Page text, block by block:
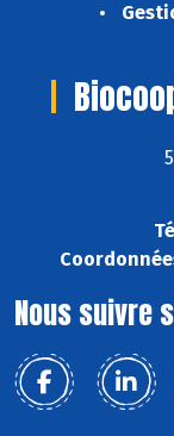
Nous suivre